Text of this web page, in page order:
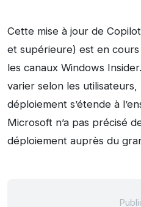
Cette mise à jour de
et supérieure) est en
les canaux Windows
varier selon les
déploiement s’étende à
Microsoft n’a pas précisé
déploiement auprès du